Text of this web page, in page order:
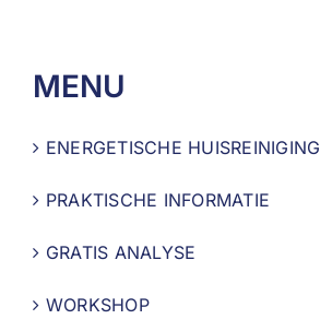
MENU
ENERGETISCHE HUISREINIGING
PRAKTISCHE INFORMATIE
GRATIS ANALYSE
WORKSHOP